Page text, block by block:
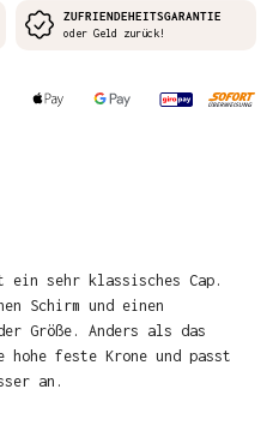
ZUFRIENDEHEITSGARANTIE
oder Geld zurück!
ein sehr klassisches Cap.
Schirm und einen
Größe. Anders als das
feste Krone und passt
an.